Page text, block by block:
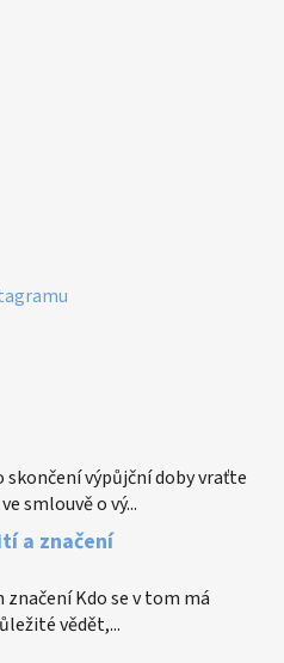
skončení výpůjční doby vraťte
smlouvě o vý...
a značení
Kdo se v tom má
vědět,...